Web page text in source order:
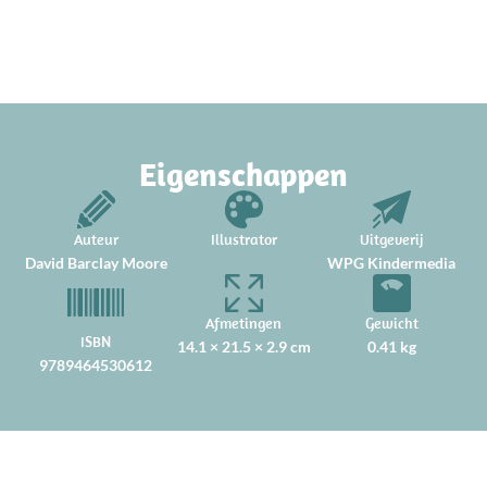
Eigenschappen
Auteur
David Barclay Moore
Illustrator Uitgeverij
WPG Kindermedia
ISBN
9789464530612
Afmetingen
14.1 × 21.5 × 2.9 cm
Gewicht
0.41 kg